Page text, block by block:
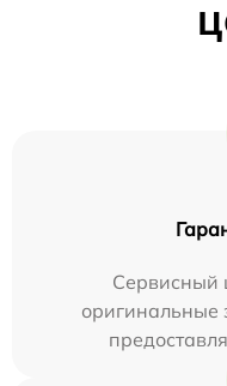
Сервисный
оригинальные